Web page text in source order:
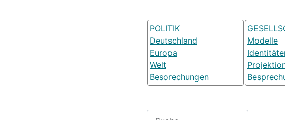
POLITIK
Deutschland
Europa
Welt
Besorechungen
Modelle